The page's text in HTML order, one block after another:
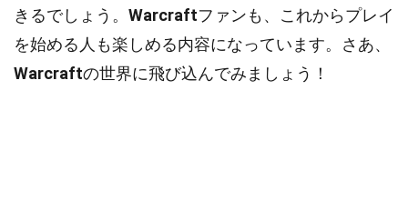
きるでしょう。 Warcraftファンも、これからプレイ
を始める人も楽しめる内容になっています。さあ、
Warcraftの世界に飛び込んでみましょう！